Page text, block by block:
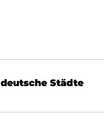
Städte